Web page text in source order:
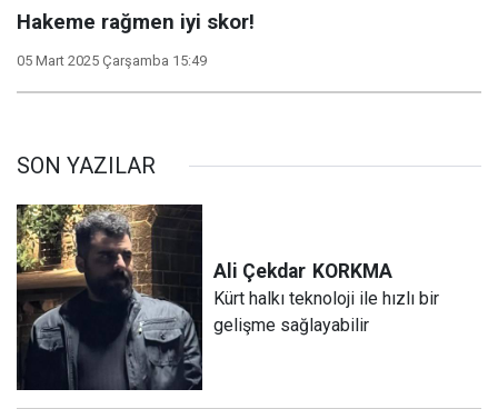
Hakeme rağmen iyi skor!
05 Mart 2025 Çarşamba 15:49
SON YAZILAR
Ali Çekdar KORKMA
Kürt halkı teknoloji ile hızlı bir
gelişme sağlayabilir